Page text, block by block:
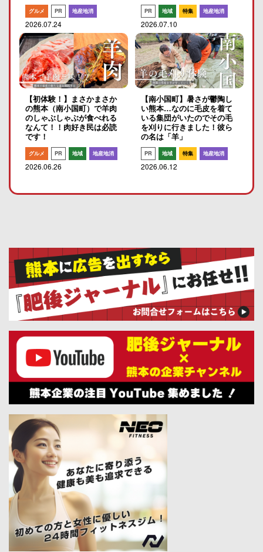
グルメ PR 地産地消
2026.07.24
PR 地域 特集 地産地消
2026.07.10
【初体験！】まさかまさか
の熊本（南小国町）で羊肉
のしゃぶしゃぶが食べれる
なんて！！肉好き民は必読
です！
グルメ PR 地域 地産地消
2026.06.26
【南小国町】暑さが鬱陶し
い熊本…なのに毛皮を着て
いる集団がいたのでその毛
を刈りに行きました！彼ら
の名は「羊」
PR 地域 特集 地産地消
2026.06.12